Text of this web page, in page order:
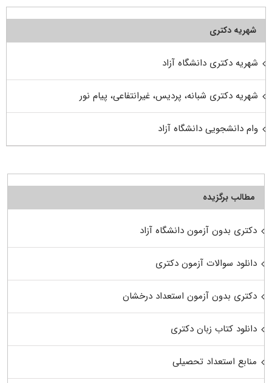
شهریه دکتری
شهریه دکتری دانشگاه آزاد
شهریه دکتری شبانه، پردیس، غیرانتفاعی، پیام نور
وام دانشجویی دانشگاه آزاد
مطالب برگزیده
دکتری بدون آزمون دانشگاه آزاد
دانلود سوالات آزمون دکتری
دکتری بدون آزمون استعداد درخشان
دانلود کتاب زبان دکتری
منابع استعداد تحصیلی